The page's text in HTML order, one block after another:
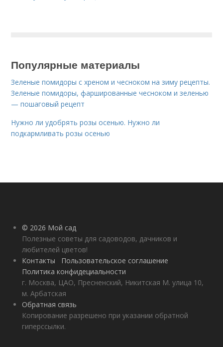
Популярные материалы
Зеленые помидоры с хреном и чесноком на зиму рецепты.
Зеленые помидоры, фаршированные чесноком и зеленью
— пошаговый рецепт
Нужно ли удобрять розы осенью. Нужно ли
подкармливать розы осенью
© 2026 Мой сад
Полезные советы для садоводов, дачников и
любителей цветов!
Контакты
Пользовательское соглашение
Политика конфидециальности
г. Москва, ЦАО, Пресненский, Никитская М. улица 10,
м. Арбатская
Обратная связь
Копирование разрешено при указании обратной
гиперссылки.